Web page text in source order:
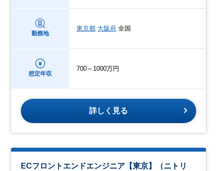
勤務地
東京都 大阪府 全国
想定年収
700～1000万円
詳しく見る
ECフロントエンドエンジニア【東京】（ニトリ